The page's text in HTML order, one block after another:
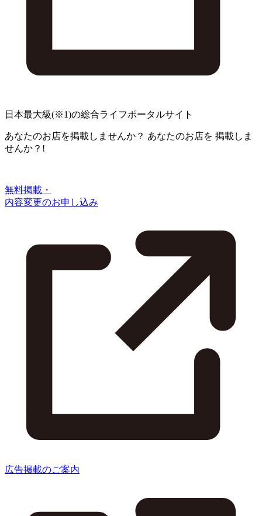
日本最大級(※1)の総合ライフポータルサイト
あなたのお店を掲載しませんか？ あなたのお店を 掲載しま
せんか？!
無料掲載・
内容変更のお申し込み
広告掲載のご案内